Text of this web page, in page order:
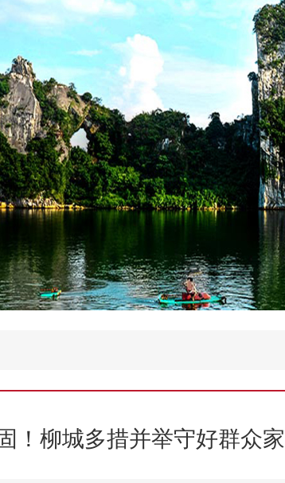
！柳城多措并举守好群众